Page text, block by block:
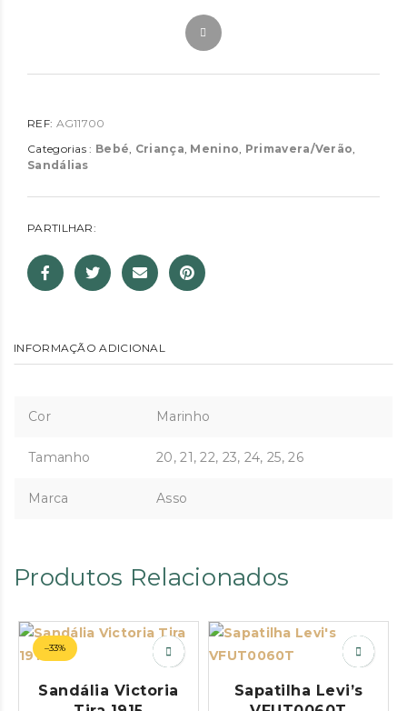
REF: AG11700
Categorias : Bebé, Criança, Menino, Primavera/Verão,
Sandálias
PARTILHAR:
INFORMAÇÃO ADICIONAL
Cor Marinho
Tamanho 20, 21, 22, 23, 24, 25, 26
Marca Asso
Produtos Relacionados
–33%
Sandália Victoria
Sapatilha Levi’s